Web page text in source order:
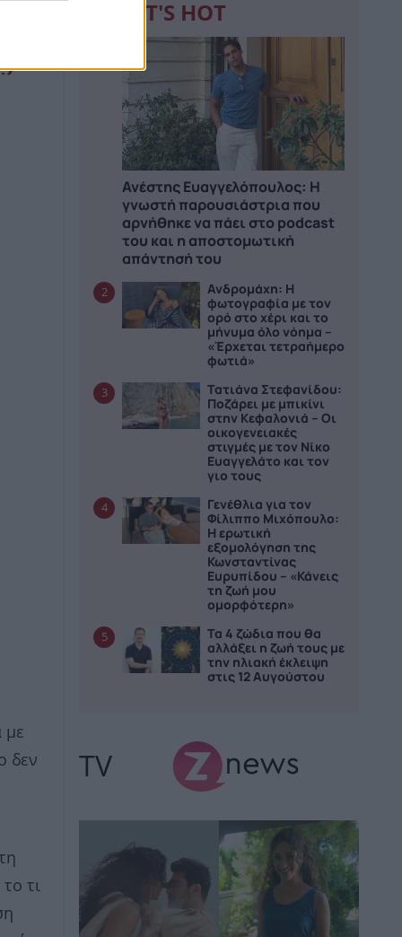
με
δεν
τι
WHAT'S HOT
Ανέστης Ευαγγελόπουλος: Η
γνωστή παρουσιάστρια που
αρνήθηκε να πάει στο podcast
του και η αποστομωτική
απάντησή του
2
Ανδρομάχη: Η
φωτογραφία με τον
ορό στο χέρι και το
μήνυμα όλο νόημα –
«Έρχεται τετραήμερο
φωτιά»
3
Τατιάνα Στεφανίδου:
Ποζάρει με μπικίνι
στην Κεφαλονιά – Οι
οικογενειακές
στιγμές με τον Νίκο
Ευαγγελάτο και τον
γιο τους
4
Γενέθλια για τον
Φίλιππο Μιχόπουλο:
Η ερωτική
εξομολόγηση της
Κωνσταντίνας
Ευρυπίδου – «Κάνεις
τη ζωή μου
ομορφότερη»
5
Τα 4 ζώδια που θα
αλλάξει η ζωή τους με
την ηλιακή έκλειψη
στις 12 Αυγούστου
TV